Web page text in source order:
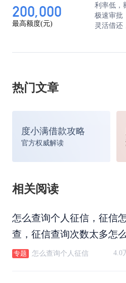
200,000
最高额度(元)
利率低，
极速审批
灵活借还
热门文章
度小满借款攻略
官方权威解读
相关阅读
怎么查询个人征信，征信
查，征信查询次数太多怎么
办？
专题 怎么查询个人征信 4.0